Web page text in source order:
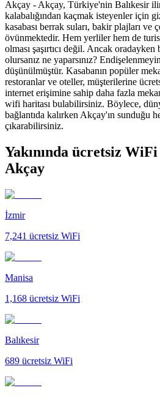
Akçay - Akçay, Türkiye'nin Balıkesir
kalabalığından kaçmak isteyenler için
kasabası berrak suları, bakir plajları ve
övünmektedir. Hem yerliler hem de
olması şaşırtıcı değil. Ancak
olursanız ne yaparsınız?
düşünülmüştür. Kasabanın popüler
restoranlar ve oteller, müşterilerine
internet erişimine sahip daha fazla
wifi haritası bulabilirsiniz. Böylece,
bağlantıda kalırken Akçay'ın sunduğu
çıkarabilirsiniz.
Yakınında ücretsiz
Akçay
İzmir
7,241 ücretsiz WiFi
Manisa
1,168 ücretsiz WiFi
Balıkesir
689 ücretsiz WiFi